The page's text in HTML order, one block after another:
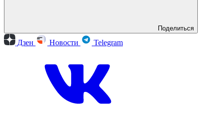
Поделиться
Дзен Новости Telegram